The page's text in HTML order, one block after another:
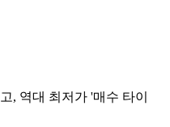
, 역대 최저가 '매수 타이